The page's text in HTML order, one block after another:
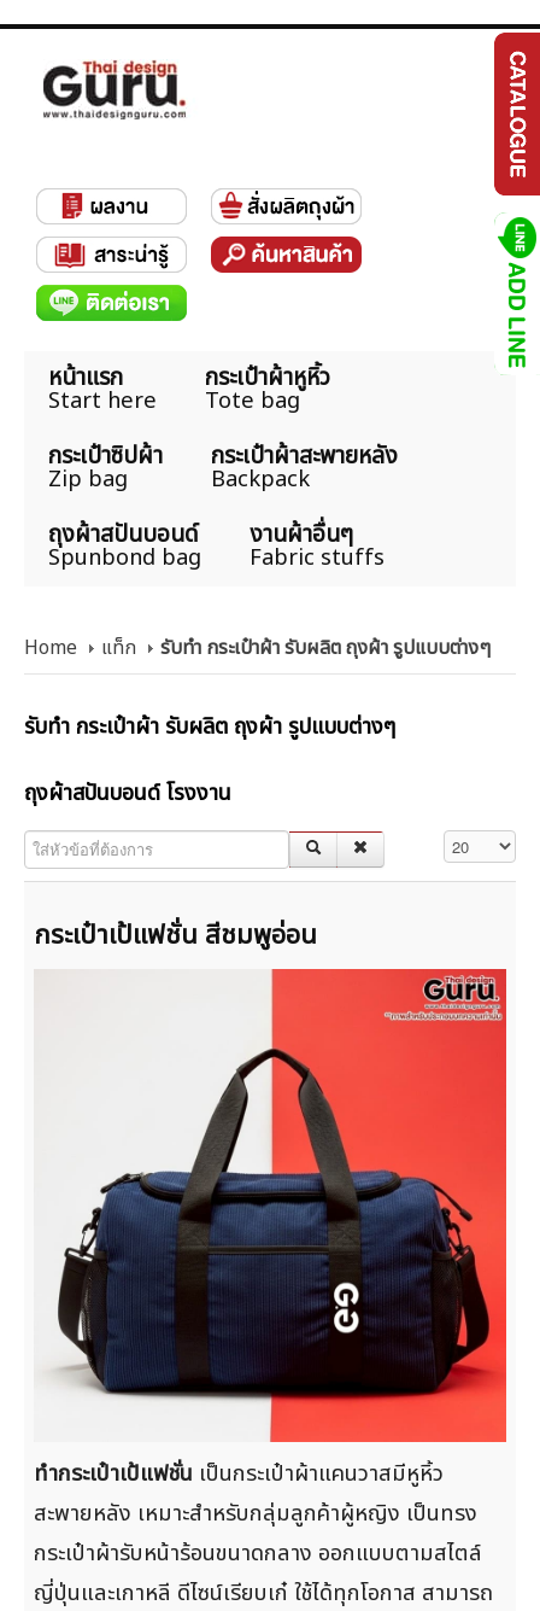
หน้าแรก
Start here
กระเป๋าผ้าหูหิ้ว
Tote bag
กระเป๋าซิปผ้า
Zip bag
กระเป๋าผ้าสะพายหลัง
Backpack
ถุงผ้าสปันบอนด์
Spunbond bag
งานผ้าอื่นๆ
Fabric stuffs
Home แท็ก รับทำ กระเป๋าผ้า รับผลิต ถุงผ้า รูปแบบต่างๆ
รับทำ กระเป๋าผ้า รับผลิต ถุงผ้า รูปแบบต่างๆ
ถุงผ้าสปันบอนด์ โรงงาน
ใส่หัวข้อที่ต้องการ แสดง #
กระเป๋าเป้แฟชั่น สีชมพูอ่อน
ทำกระเป๋าเป้แฟชั่น เป็นกระเป๋าผ้าแคนวาสมีหูหิ้ว
สะพายหลัง เหมาะสำหรับกลุ่มลูกค้าผู้หญิง เป็นทรง
กระเป๋าผ้ารับหน้าร้อนขนาดกลาง ออกแบบตามสไตล์
ญี่ปุ่นและเกาหลี ดีไซน์เรียบเก๋ ใช้ได้ทุกโอกาส สามารถ